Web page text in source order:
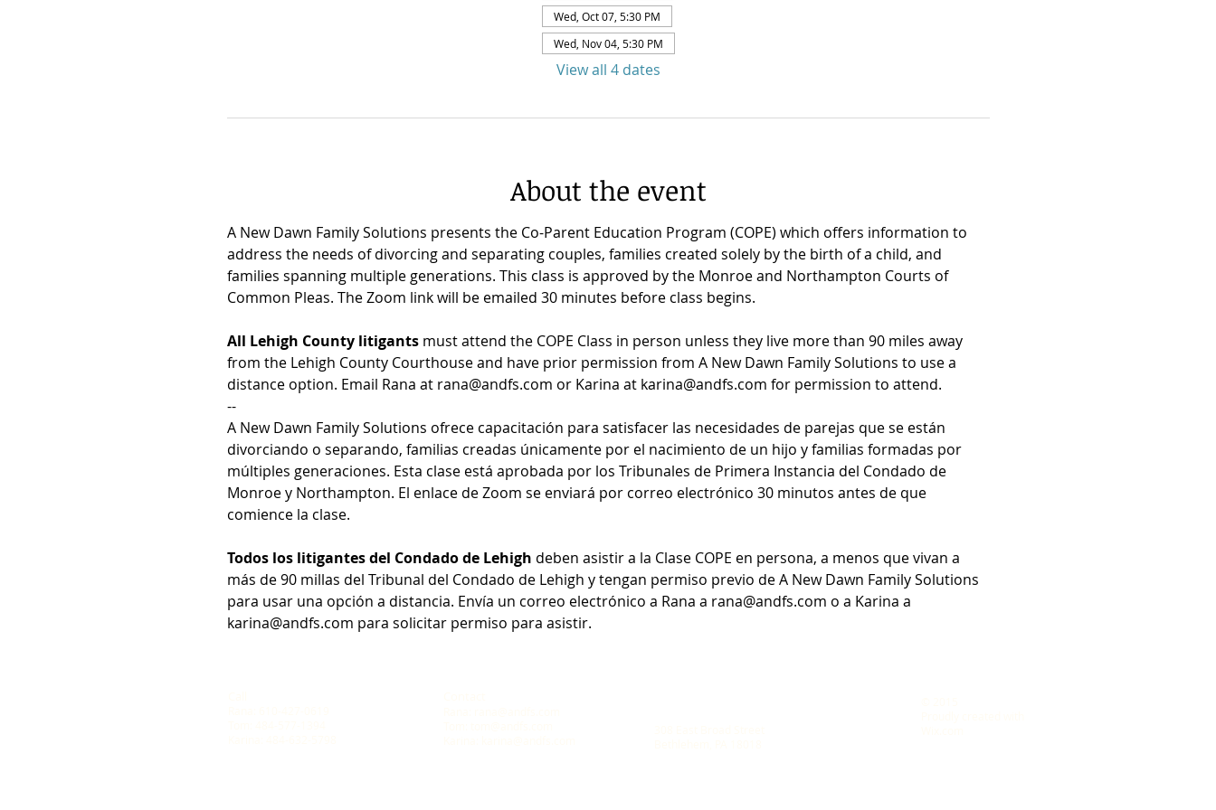
Wed, Oct 07, 5:30 PM
Wed, Nov 04, 5:30 PM
View all 4 dates
About the event
A New Dawn Family Solutions presents the Co-Parent Education Program (COPE) which offers information to
address the needs of divorcing and separating couples, families created solely by the birth of a child, and
families spanning multiple generations. This class is approved by the Monroe and Northampton Courts of
Common Pleas. The Zoom link will be emailed 30 minutes before class begins.
All Lehigh County litigants must attend the COPE Class in person unless they live more than 90 miles away
from the Lehigh County Courthouse and have prior permission from A New Dawn Family Solutions to use a
distance option. Email Rana at rana@andfs.com or Karina at karina@andfs.com for permission to attend.
--
A New Dawn Family Solutions ofrece capacitación para satisfacer las necesidades de parejas que se están
divorciando o separando, familias creadas únicamente por el nacimiento de un hijo y familias formadas por
múltiples generaciones. Esta clase está aprobada por los Tribunales de Primera Instancia del Condado de
Monroe y Northampton. El enlace de Zoom se enviará por correo electrónico 30 minutos antes de que
comience la clase.
Todos los litigantes del Condado de Lehigh deben asistir a la Clase COPE en persona, a menos que vivan a
más de 90 millas del Tribunal del Condado de Lehigh y tengan permiso previo de A New Dawn Family Solutions
para usar una opción a distancia. Envía un correo electrónico a Rana a rana@andfs.com o a Karina a
karina@andfs.com para solicitar permiso para asistir.